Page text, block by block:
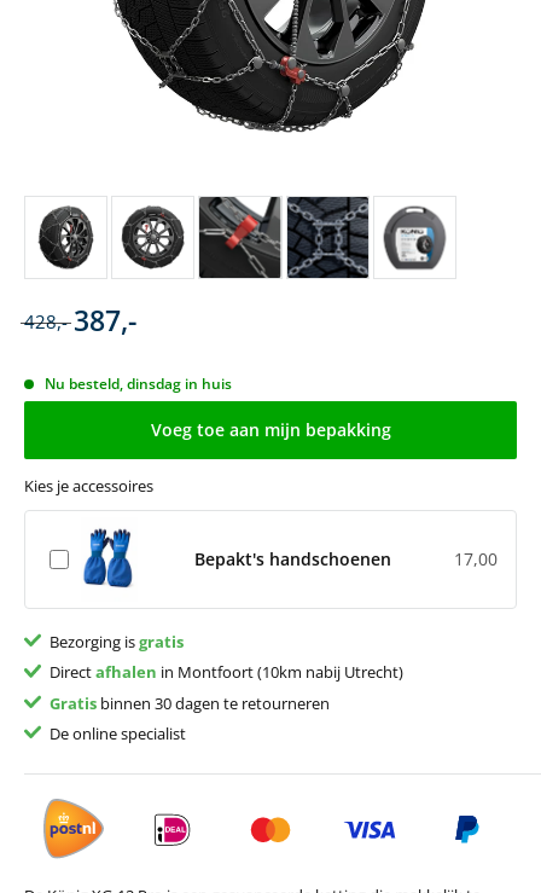
428,- 387,-
Nu besteld, dinsdag in huis
Voeg toe aan mijn bepakking
Kies je accessoires
Bepakt's handschoenen 17,00
Bezorging isgratis
Directafhalen in Montfoort (10km nabij Utrecht)
Gratisbinnen 30 dagen te retourneren
De online specialist